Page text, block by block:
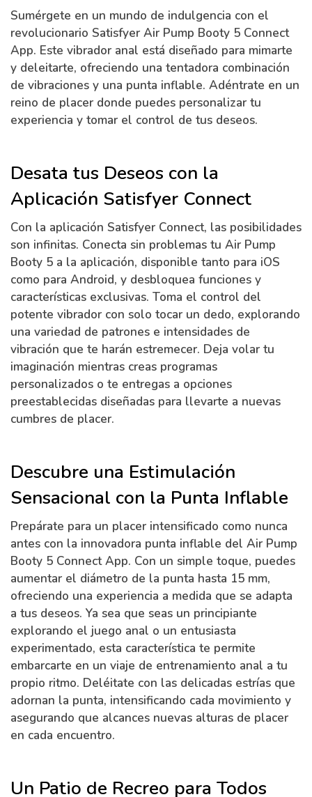
Sumérgete en un mundo de indulgencia con el
revolucionario Satisfyer Air Pump Booty 5 Connect
App. Este vibrador anal está diseñado para mimarte
y deleitarte, ofreciendo una tentadora combinación
de vibraciones y una punta inflable. Adéntrate en un
reino de placer donde puedes personalizar tu
experiencia y tomar el control de tus deseos.
Desata tus Deseos con la
Aplicación Satisfyer Connect
Con la aplicación Satisfyer Connect, las posibilidades
son infinitas. Conecta sin problemas tu Air Pump
Booty 5 a la aplicación, disponible tanto para iOS
como para Android, y desbloquea funciones y
características exclusivas. Toma el control del
potente vibrador con solo tocar un dedo, explorando
una variedad de patrones e intensidades de
vibración que te harán estremecer. Deja volar tu
imaginación mientras creas programas
personalizados o te entregas a opciones
preestablecidas diseñadas para llevarte a nuevas
cumbres de placer.
Descubre una Estimulación
Sensacional con la Punta Inflable
Prepárate para un placer intensificado como nunca
antes con la innovadora punta inflable del Air Pump
Booty 5 Connect App. Con un simple toque, puedes
aumentar el diámetro de la punta hasta 15 mm,
ofreciendo una experiencia a medida que se adapta
a tus deseos. Ya sea que seas un principiante
explorando el juego anal o un entusiasta
experimentado, esta característica te permite
embarcarte en un viaje de entrenamiento anal a tu
propio ritmo. Deléitate con las delicadas estrías que
adornan la punta, intensificando cada movimiento y
asegurando que alcances nuevas alturas de placer
en cada encuentro.
Un Patio de Recreo para Todos